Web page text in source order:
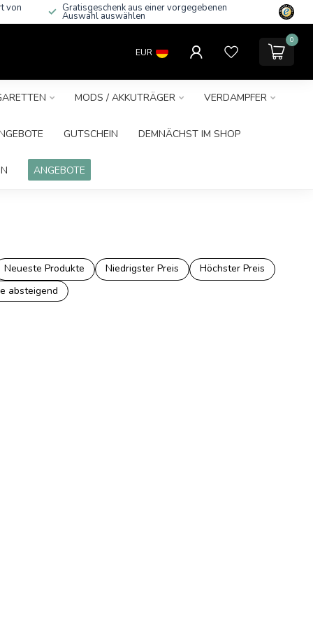
von Gratisgeschenk aus einer vorgegebenen
Auswahl auswählen
EUR
0
MODS / AKKUTRÄGER VERDAMPFER
GUTSCHEIN DEMNÄCHST IM SHOP
ANGEBOTE
Neueste Produkte Niedrigster Preis
Höchster Preis
absteigend